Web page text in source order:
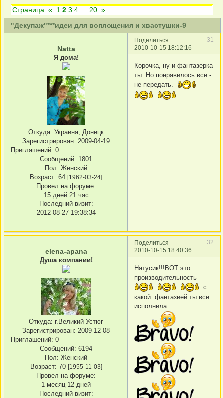
"Декупаж"***идеи для воплощения и хвастушки-9
Страница:« 1 2 3 4 20 »
Поделиться
31
2010-10-15 18:12:16
Natta
Я дома!
Откуда: Украина, Донецк
Зарегистрирован: 2009-04-19
Приглашений: 0
Сообщений: 1801
Пол: Женский
Возраст: 64 [1962-03-24]
Провел на форуме:
15 дней 21 час
Последний визит:
2012-08-27 19:38:34
Корочка, ну и фантазерка
ты. Но понравилось все -
не передать.
Поделиться
32
2010-10-15 18:40:36
elena-apana
Душа компании!
Откуда: г.Великий Устюг
Зарегистрирован: 2009-12-08
Приглашений: 0
Сообщений: 6194
Пол: Женский
Возраст: 70 [1955-11-03]
Провел на форуме:
1 месяц 12 дней
Последний визит:
Натусик!!!ВОТ это
производительность
с
какой фантазией ты все
исполнила